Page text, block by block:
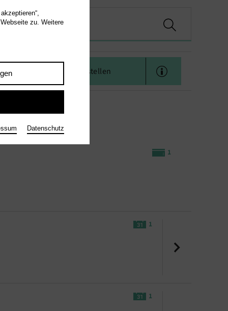
zu. Weitere
Datenschutz
Onepager erstellen
1
1
1